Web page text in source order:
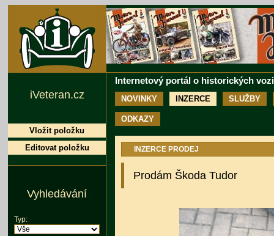
Internetový portál o historických
NOVINKY INZERCE SLUŽBY
ODKAZY
INZERCE PRODEJ
Prodám Škoda Tudor
iVeteran.cz
Vložit položku
Editovat položku
Vyhledávání
Typ: